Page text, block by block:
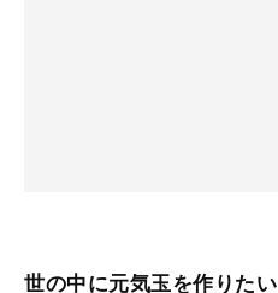
世の中に元気玉を作りたい